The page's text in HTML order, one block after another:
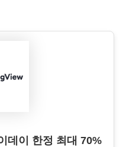
데이 한정 최대 70%